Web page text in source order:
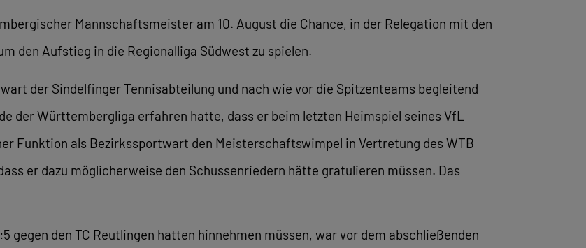
Mannschaftsmeister am 10. August die Chance, in der Relegation mit den
den Aufstieg in die Regionalliga Südwest zu spielen.
der Sindelfinger Tennisabteilung und nach wie vor die Spitzenteams begleitend
der Württembergliga erfahren hatte, dass er beim letzten Heimspiel seines VfL
Funktion als Bezirkssportwart den Meisterschaftswimpel in Vertretung des WTB
er dazu möglicherweise den Schussenriedern hätte gratulieren müssen. Das
gegen den TC Reutlingen hatten hinnehmen müssen, war vor dem abschließenden